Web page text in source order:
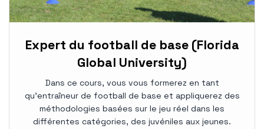
Expert du football de base (Florida
Global University)
Dans ce cours, vous vous formerez en tant
qu'entraîneur de football de base et appliquerez des
méthodologies basées sur le jeu réel dans les
différentes catégories, des juvéniles aux jeunes.